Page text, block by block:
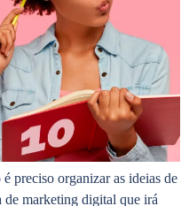
preciso organizar as ideias de
de marketing digital que irá